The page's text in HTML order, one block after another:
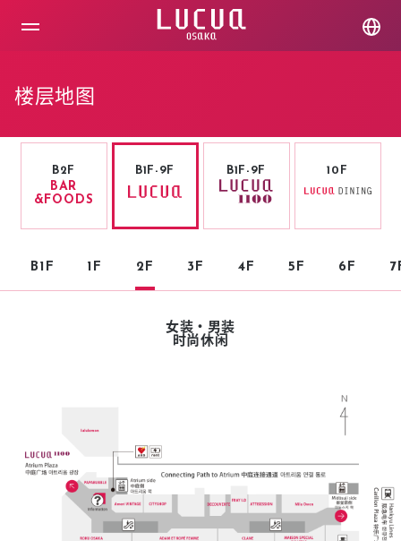
楼层地图
B2F
BAR
&FOODS
B1F-9F
B1F 1F 2F 3F 4F 5F 6F
B1F-9F 10F
女装・男装
时尚休闲